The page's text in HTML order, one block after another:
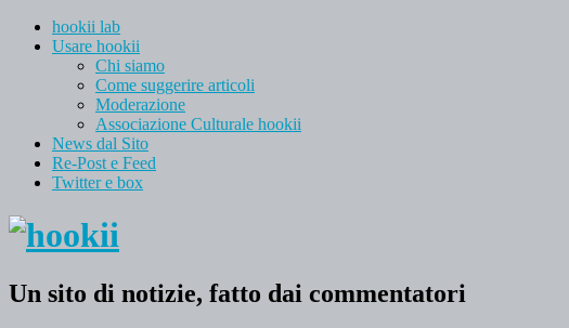
hookii lab
Usare hookii
Chi siamo
Come suggerire articoli
Moderazione
Associazione Culturale hookii
News dal Sito
Re-Post e Feed
Twitter e box
Un sito di notizie, fatto dai commentatori